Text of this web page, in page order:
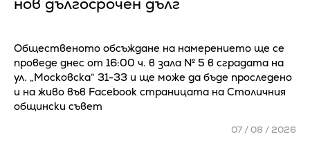
нов дългосрочен дълг
Общественото обсъждане на намерението ще се
проведе днес от 16:00 ч. в зала № 5 в сградата на
ул. „Московска“ 31-33 и ще може да бъде проследено
и на живо във Facebook страницата на Столичния
общински съвет
07 / 08 / 2026